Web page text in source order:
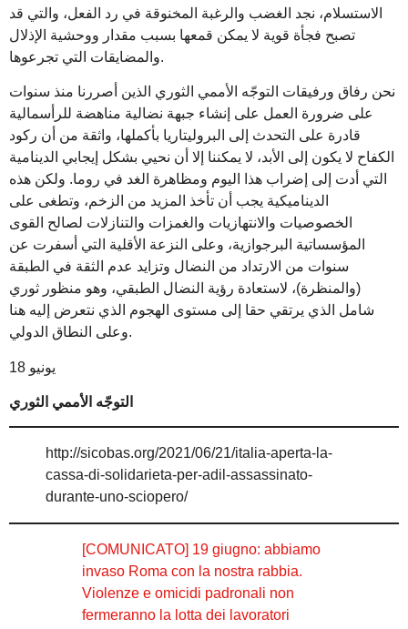
الاستسلام، نجد الغضب والرغبة المخنوقة في رد الفعل، والتي قد
تصبح فجأة قوية لا يمكن قمعها بسبب مقدار ووحشية الإذلال
والمضايقات التي تجرعوها.
نحن رفاق ورفيقات التوجّه الأممي الثوري الذين أصررنا منذ سنوات
على ضرورة العمل على إنشاء جبهة نضالية مناهضة للرأسمالية
قادرة على التحدث إلى البروليتاريا بأكملها، واثقة من أن ركود
الكفاح لا يكون إلى الأبد، لا يمكننا إلا أن نحيي بشكل إيجابي الدينامية
التي أدت إلى إضراب هذا اليوم ومظاهرة الغد في روما. ولكن هذه
الديناميكية يجب أن تأخذ المزيد من الزخم، وتطغى على
الخصوصيات والانتهازيات والغمزات والتنازلات لصالح القوى
المؤسساتية البرجوازية، وعلى النزعة الأقلية التي أسفرت عن
سنوات من الارتداد من النضال وتزايد عدم الثقة في الطبقة
(والمنظرة)، لاستعادة رؤية النضال الطبقي، وهو منظور ثوري
شامل الذي يرتقي حقا إلى مستوى الهجوم الذي نتعرض إليه هنا
وعلى النطاق الدولي.
18 يونيو
التوجّه الأممي الثوري
http://sicobas.org/2021/06/21/italia-aperta-la-
cassa-di-solidarieta-per-adil-assassinato-
durante-uno-sciopero/
[COMUNICATO] 19 giugno: abbiamo
invaso Roma con la nostra rabbia.
Violenze e omicidi padronali non
fermeranno la lotta dei lavoratori